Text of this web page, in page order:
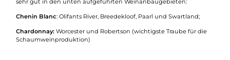
sehr gut in den unten aufgeführten Weinanbaugebieten:
Chenin Blanc: Olifants River, Breedekloof, Paarl und Swartland;
Chardonnay: Worcester und Robertson (wichtigste Traube für die
Schaumweinproduktion)